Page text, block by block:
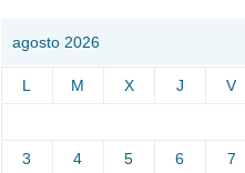
agosto 2026
L M X J V
3 4 5 6 7